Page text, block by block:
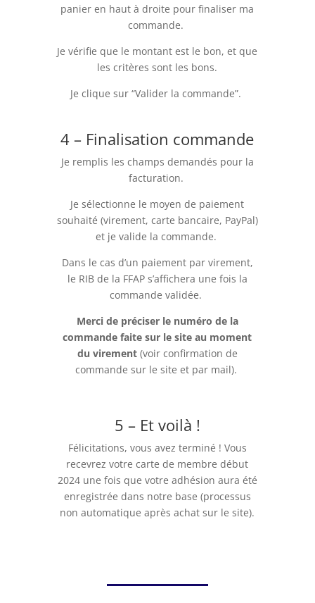
panier en haut à droite pour finaliser ma
commande.
Je vérifie que le montant est le bon, et que
les critères sont les bons.
Je clique sur “Valider la commande”.
4 – Finalisation commande
Je remplis les champs demandés pour la
facturation.
Je sélectionne le moyen de paiement
souhaité (virement, carte bancaire, PayPal)
et je valide la commande.
Dans le cas d’un paiement par virement,
le RIB de la FFAP s’affichera une fois la
commande validée.
Merci de préciser le numéro de la
commande faite sur le site au moment
du virement (voir confirmation de
commande sur le site et par mail).
5 – Et voilà !
Félicitations, vous avez terminé ! Vous
recevrez votre carte de membre début
2024 une fois que votre adhésion aura été
enregistrée dans notre base (processus
non automatique après achat sur le site).